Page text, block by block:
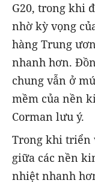
G20, trong khi
nhờ kỳ vọng
hàng Trung
nhanh hơn.
chung vẫn ở
mềm của nền
Corman lưu ý.
Trong khi triển
giữa các nền
nhiệt nhanh